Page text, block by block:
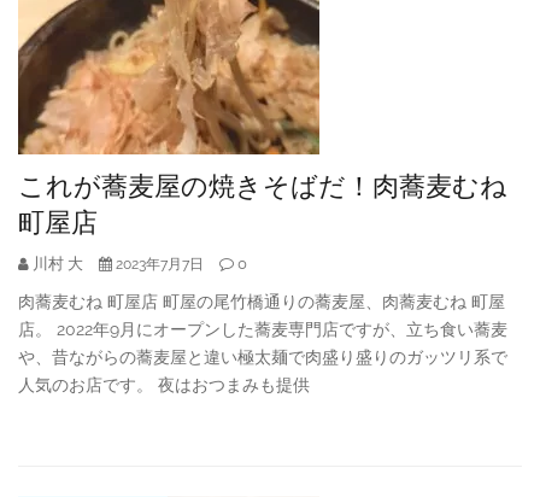
これが蕎麦屋の焼きそばだ！肉蕎麦むね
町屋店
川村 大 2023年7月7日 0
肉蕎麦むね 町屋店 町屋の尾竹橋通りの蕎麦屋、肉蕎麦むね 町屋
店。 2022年9月にオープンした蕎麦専門店ですが、立ち食い蕎麦
や、昔ながらの蕎麦屋と違い極太麺で肉盛り盛りのガッツリ系で
人気のお店です。 夜はおつまみも提供